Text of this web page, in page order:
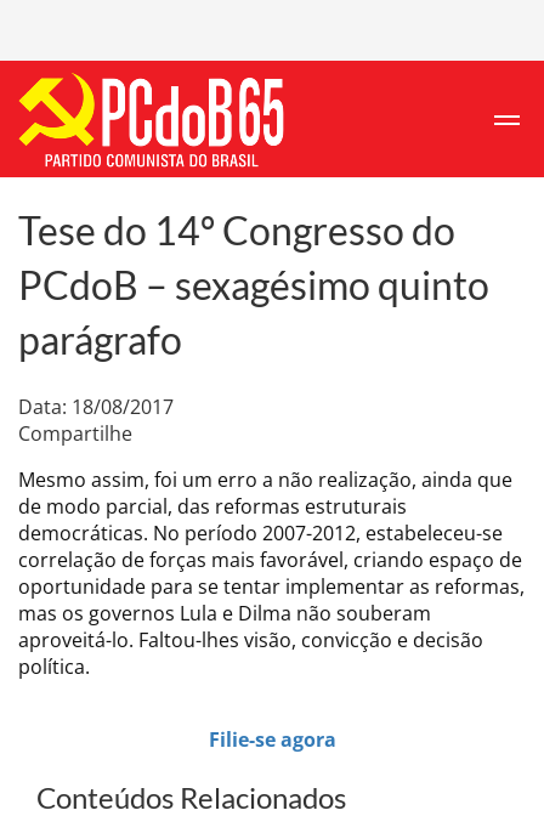
Tese do 14º Congresso do
PCdoB – sexagésimo quinto
parágrafo
Data: 18/08/2017
Compartilhe
Mesmo assim, foi um erro a não realização, ainda que
de modo parcial, das reformas estruturais
democráticas. No período 2007-2012, estabeleceu-se
correlação de forças mais favorável, criando espaço de
oportunidade para se tentar implementar as reformas,
mas os governos Lula e Dilma não souberam
aproveitá-lo. Faltou-lhes visão, convicção e decisão
política.
Filie-se agora
Conteúdos Relacionados